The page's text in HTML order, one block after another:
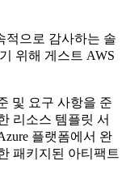
적으로 감사하는 솔
위해 게스트 AWS
및 요구 사항을 준
리소스 템플릿 서
플랫폼에서 완
패키지된 아티팩트